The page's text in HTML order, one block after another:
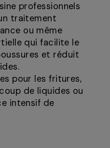
professionnels
traitement
ou même
qui facilite le
et réduit
pour les fritures,
de liquides ou
intensif de